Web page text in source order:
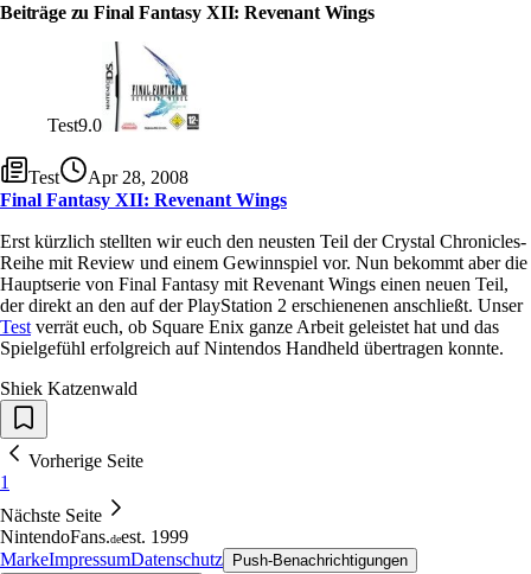
Beiträge zu Final Fantasy XII: Revenant Wings
Test9.0
Test
Apr 28, 2008
Final Fantasy XII: Revenant Wings
Erst kürzlich stellten wir euch den neusten Teil der Crystal Chronicles-
Reihe mit Review und einem Gewinnspiel vor. Nun bekommt aber die
Hauptserie von Final Fantasy mit Revenant Wings einen neuen Teil,
der direkt an den auf der PlayStation 2 erschienenen anschließt. Unser
Test verrät euch, ob Square Enix ganze Arbeit geleistet hat und das
Spielgefühl erfolgreich auf Nintendos Handheld übertragen konnte.
Shiek Katzenwald
Vorherige Seite
1
Nächste Seite
NintendoFans.deest. 1999
MarkeImpressumDatenschutz Push-Benachrichtigungen